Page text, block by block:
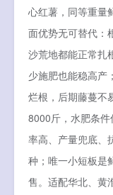
心红薯，同等重量
面优势无可替代：
沙荒地都能正常扎
少施肥也能稳高产
烂根，后期藤蔓
8000斤，水肥条
率高、产量兜底、
种；唯一小短板是
售。适配华北、黄